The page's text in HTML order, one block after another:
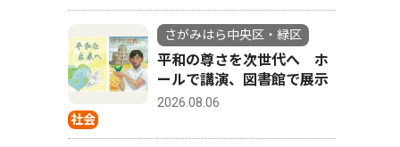
社会
さがみはら中央区・緑区
平和の尊さを次世代へ ホ
ールで講演、図書館で展示
2026.08.06